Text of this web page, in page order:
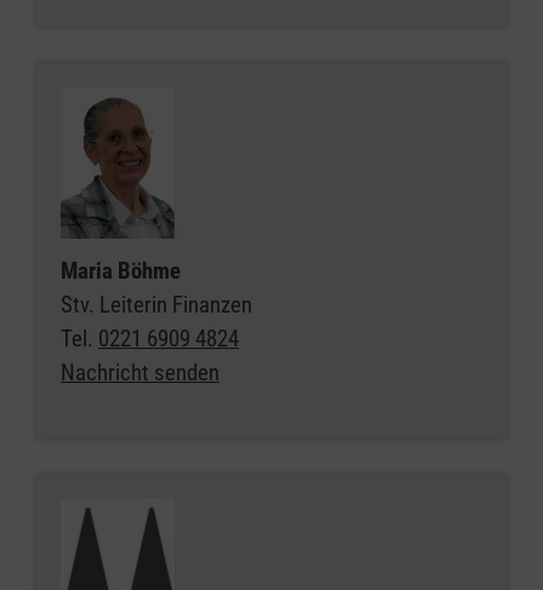
Maria Böhme
Stv. Leiterin Finanzen
Tel. 0221 6909 4824
Nachricht senden